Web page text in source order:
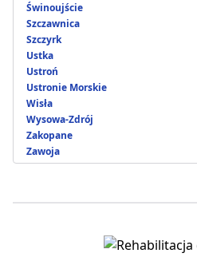
Świnoujście
Szczawnica
Szczyrk
Ustka
Ustroń
Ustronie Morskie
Wisła
Wysowa-Zdrój
Zakopane
Zawoja